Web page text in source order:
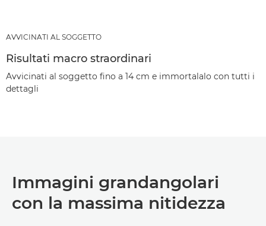
AVVICINATI AL SOGGETTO
Risultati macro straordinari
Avvicinati al soggetto fino a 14 cm e immortalalo con tutti i
dettagli
Immagini grandangolari
con la massima nitidezza